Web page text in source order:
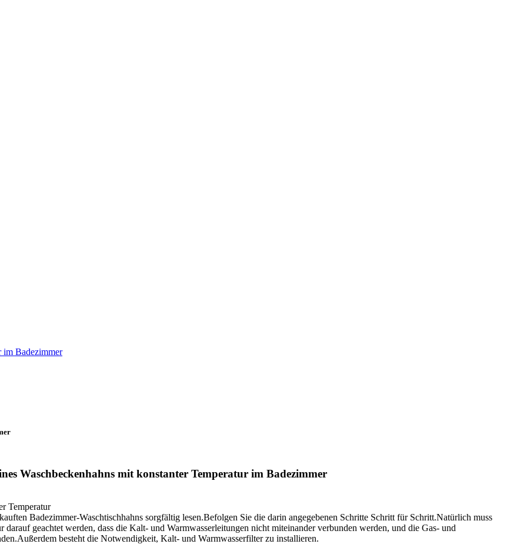
im Badezimmer
Waschbeckenhahns mit konstanter Temperatur im Badezimmer
Temperatur
Badezimmer-Waschtischhahns sorgfältig lesen.Befolgen Sie die darin angegebenen Schritte Schritt für Schritt.Natürlich muss
geachtet werden, dass die Kalt- und Warmwasserleitungen nicht miteinander verbunden werden, und die Gas- und
besteht die Notwendigkeit, Kalt- und Warmwasserfilter zu installieren.